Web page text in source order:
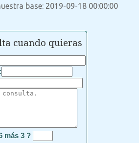
base: 2019-09-18 00:00:00
cuando quieras
más 3 ?